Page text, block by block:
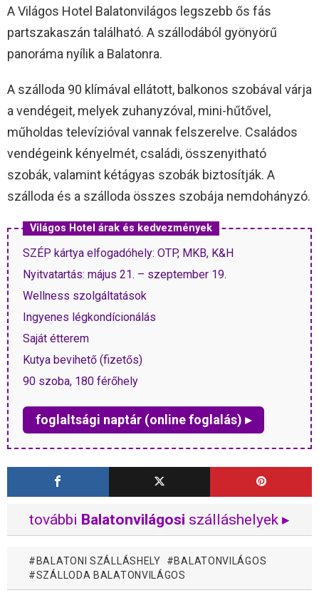
A Világos Hotel Balatonvilágos legszebb ős fás
partszakaszán található. A szállodából gyönyörű
panoráma nyílik a Balatonra.
A szálloda 90 klímával ellátott, balkonos szobával várja
a vendégeit, melyek zuhanyzóval, mini-hűtővel,
műholdas televízióval vannak felszerelve. Családos
vendégeink kényelmét, családi, összenyitható
szobák, valamint kétágyas szobák biztosítják. A
szálloda és a szálloda összes szobája nemdohányzó.
Világos Hotel árak és kedvezmények
SZÉP kártya elfogadóhely: OTP, MKB, K&H
Nyitvatartás: május 21. – szeptember 19.
Wellness szolgáltatások
Ingyenes légkondícionálás
Saját étterem
Kutya bevihető (fizetős)
90 szoba, 180 férőhely
foglaltsági naptár (online foglalás) ▸
további Balatonvilágosi szálláshelyek ▸
BALATONI SZÁLLÁSHELY
BALATONVILÁGOS
SZÁLLODA BALATONVILÁGOS